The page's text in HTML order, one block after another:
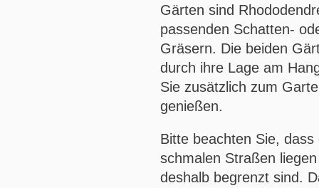
Gärten sind
passenden Schatten-
Gräsern. Die beiden
durch ihre Lage am
Sie zusätzlich zum
genießen.
Bitte beachten Sie,
schmalen Straßen
deshalb begrenzt sind.